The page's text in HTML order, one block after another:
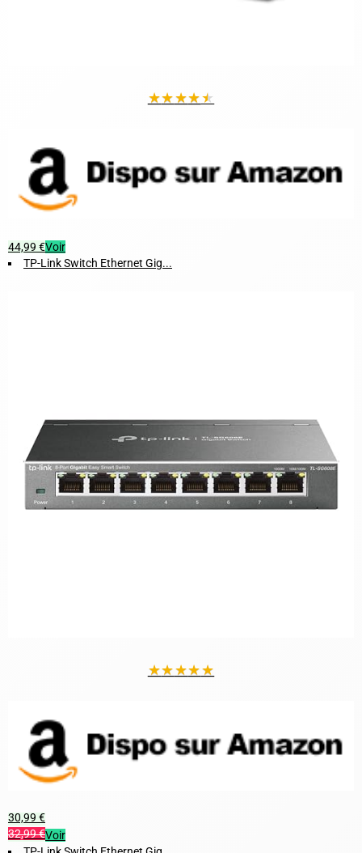
★★★★★
44,99 €Voir
TP-Link Switch Ethernet Gig...
★★★★★
30,99 €
32,99 €Voir